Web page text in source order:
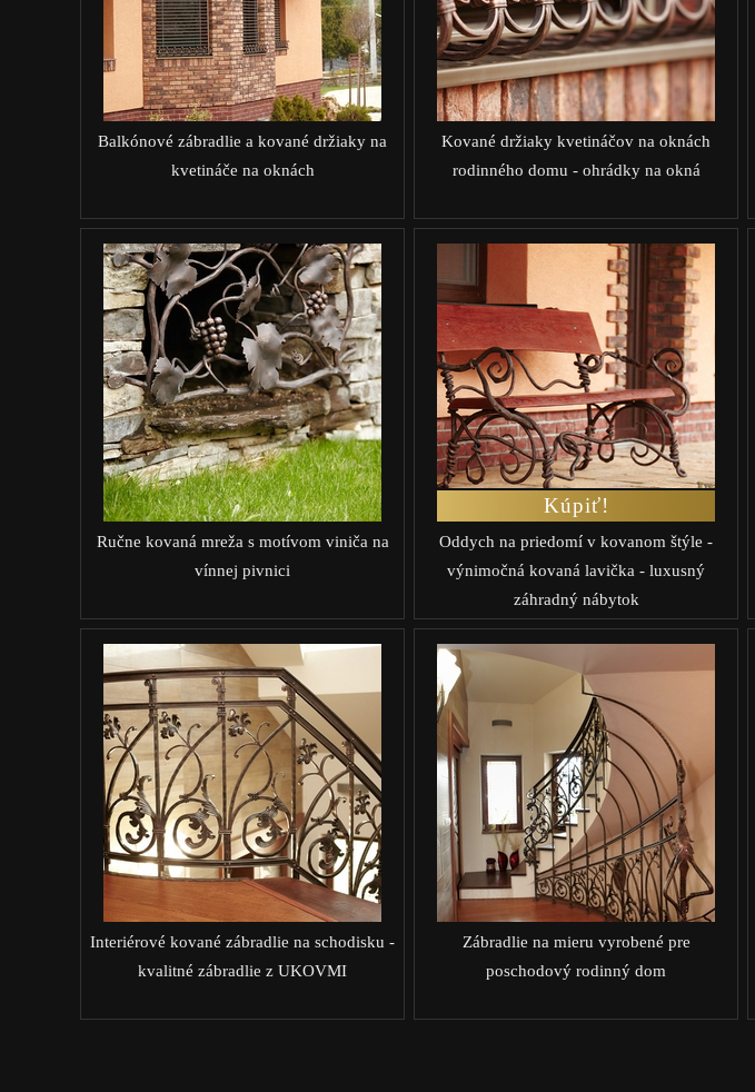
Balkónové zábradlie a kované držiaky na
kvetináče na oknách
Kované držiaky kvetináčov na oknách
rodinného domu - ohrádky na okná
Ručne kovaná mreža s motívom viniča na
vínnej pivnici
Kúpiť!
Oddych na priedomí v kovanom štýle -
výnimočná kovaná lavička - luxusný
záhradný nábytok
Interiérové kované zábradlie na schodisku -
kvalitné zábradlie z UKOVMI
Zábradlie na mieru vyrobené pre
poschodový rodinný dom